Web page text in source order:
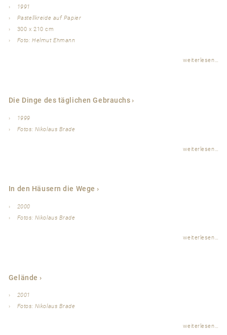
1991
Pastellkreide auf Papier
300 x 210 cm
Foto: Helmut Ehmann
weiterlesen…
Die Dinge des täglichen Gebrauchs
1999
Fotos: Nikolaus Brade
weiterlesen…
In den Häusern die Wege
2000
Fotos: Nikolaus Brade
weiterlesen…
Gelände
2001
Fotos: Nikolaus Brade
weiterlesen…